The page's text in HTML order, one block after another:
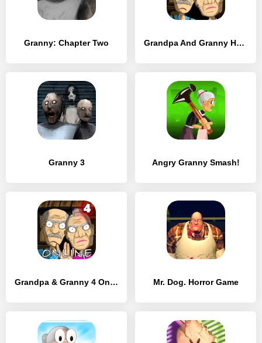
Granny: Chapter Two Grandpa And Granny Home Escape
Granny 3 Angry Granny Smash!
Grandpa & Granny 4 Online Game Mr. Dog. Horror Game